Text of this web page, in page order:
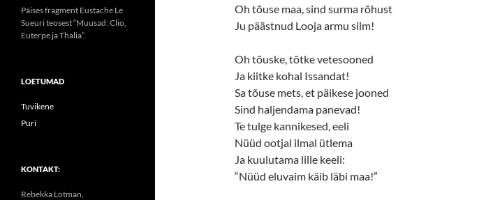
Oh tõuse maa, sind surma rõhust
Ju päästnud Looja armu silm!
Oh tõuske, tõtke vetesooned
Ja kiitke kohal Issandat!
Sa tõuse mets, et päikese jooned
Sind haljendama panevad!
Te tulge kannikesed, eeli
Nüüd ootjal ilmal ütlema
Ja kuulutama lille keeli:
“Nüüd eluvaim käib läbi maa!”
Päises fragment Eustache Le
Sueuri teosest “Muusad: Clio,
Euterpe ja Thalia”.
LOETUMAD
Tuvikene
Puri
KONTAKT:
Rebekka Lotman,